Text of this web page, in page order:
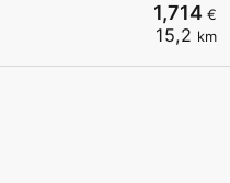
1,714 €
15,2 km